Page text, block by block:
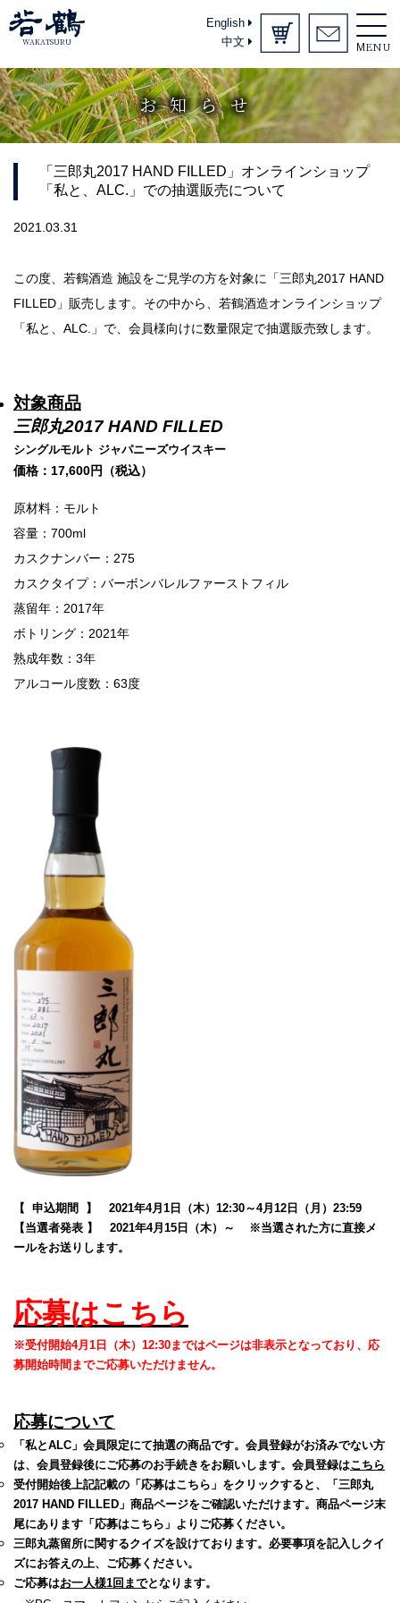
WAKATSURU MENU
English
中文
お知らせ
「三郎丸2017 HAND FILLED」オンラインショップ
「私と、ALC.」での抽選販売について
2021.03.31
この度、若鶴酒造 施設をご見学の方を対象に「三郎丸2017 HAND
FILLED」販売します。その中から、若鶴酒造オンラインショップ
「私と、ALC.」で、会員様向けに数量限定で抽選販売致します。
対象商品
三郎丸2017 HAND FILLED
シングルモルト ジャパニーズウイスキー
価格：17,600円（税込）
原材料：モルト
容量：700ml
カスクナンバー：275
カスクタイプ：バーボンバレルファーストフィル
蒸留年：2017年
ボトリング：2021年
熟成年数：3年
アルコール度数：63度
【 申込期間 】 2021年4月1日（木）12:30～4月12日（月）23:59
【当選者発表 】 2021年4月15日（木）～
※当選された方に直接メ
ールをお送りします。
応募はこちら
※受付開始4月1日（木）12:30まではページは非表示となっており、応
募開始時間までご応募いただけません。
応募について
「私とALC」 会員限定にて抽選の商品です。会員登録がお済みでない方
は、会員登録後にご応募のお手続きをお願いします。会員登録はこちら
受付開始後上記記載の「応募はこちら」をクリックすると、
「三郎丸
2017 HAND FILLED」 商品ページをご確認いただけます。商品ページ末
尾にあります「応募はこちら」よりご応募ください。
三郎丸蒸留所に関するクイズを設けております。 必要事項を記入しクイ
ズにお答えの上、ご応募ください。
ご応募はお一人様1回までとなります。